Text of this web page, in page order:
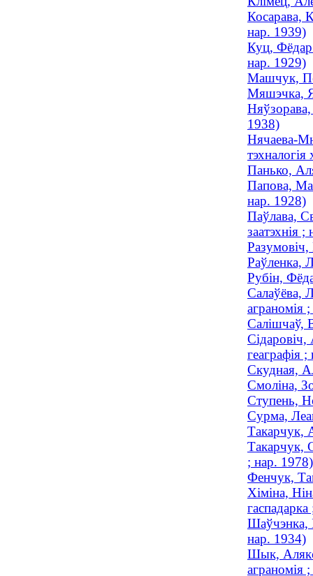
Косарава,
нар. 1939)
Куц, Фёдар
нар. 1929)
Машчук,
Мяшэчка,
Няўзорава,
1938)
Нячаева-
Панько,
Папова,
нар. 1928)
Паўлава,
заатэхнія
Раўленка,
Рубін,
Салаўёва,
аграномія
Салішчаў,
Сідаровіч,
геаграфія
Скудная,
Смоліна,
Ступень,
Сурма,
Такарчук,
Такарчук,
; нар. 1978)
Фенчук,
Хіміна,
Шаўчэнка,
нар. 1934)
Шык,